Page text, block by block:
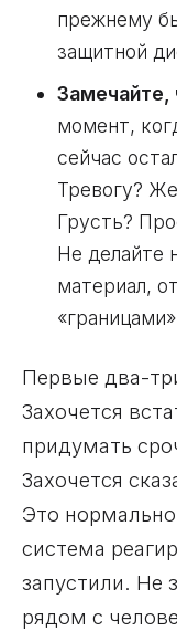
прежнему
защитной
Замечайте,
момент,
сейчас
Тревогу?
Грусть?
Не делайте
материал,
Первые два-
Захочется
придумать
Захочется
Это
система
запустили. Не
рядом с